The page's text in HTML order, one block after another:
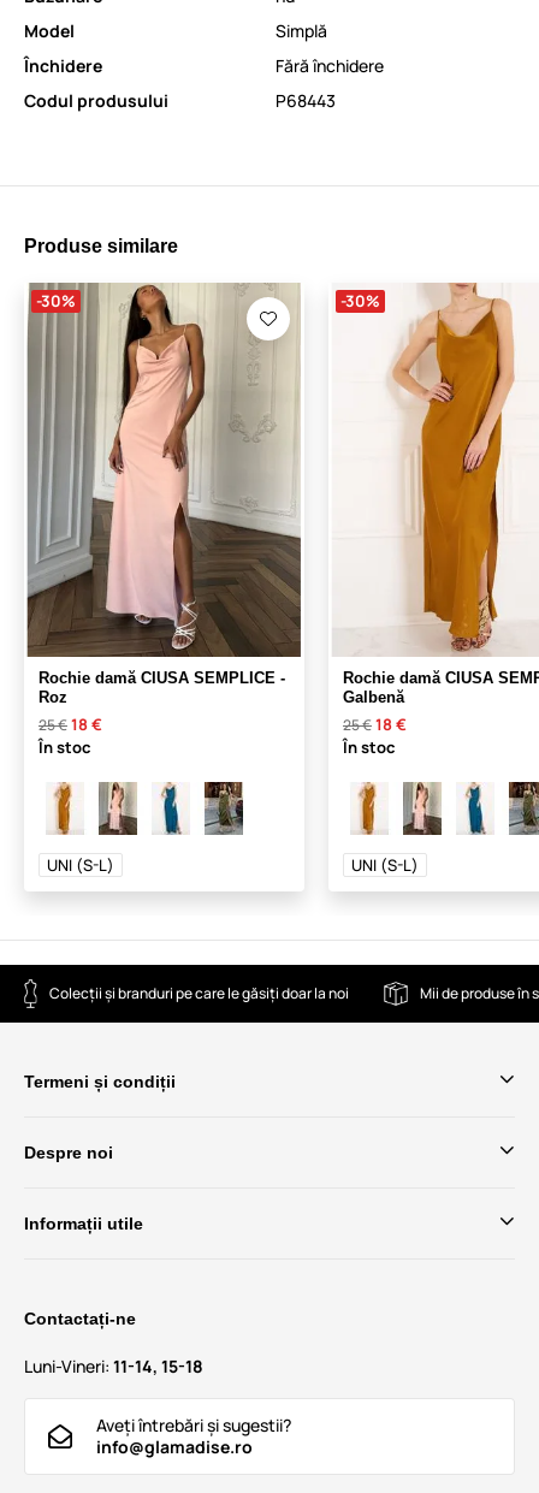
Model
Simplă
Închidere
Fără închidere
Codul produsului
P68443
Produse similare
-30%
Rochie damă CIUSA SEMPLICE -
Roz
25 €18 €
În stoc
UNI (S-L)
-30%
Rochie damă CIUSA
Galbenă
25 €18 €
În stoc
UNI (S-L)
Colecții și branduri pe care le găsiți doar la noi Mii de produse în
Termeni și condiții
Despre noi
Informații utile
Contactați-ne
Luni-Vineri: 11-14, 15-18
Aveți întrebări și sugestii?
info@glamadise.ro